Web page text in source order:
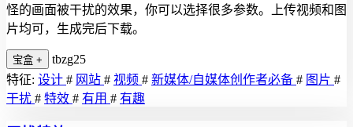
怪的画面被干扰的效果，你可以选择很多参数。上传视频和图
片均可，生成完后下载。
宝盒 +
tbzg25
特征: 设计 # 网站 # 视频 # 新媒体/自媒体创作者必备 # 图片 #
干扰 # 特效 # 有用 # 有趣